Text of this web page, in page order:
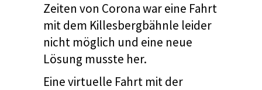
Zeiten von Corona war eine Fahrt
mit dem Killesbergbähnle leider
nicht möglich und eine neue
Lösung musste her.
Eine virtuelle Fahrt mit der